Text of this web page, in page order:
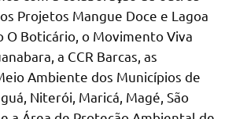
Projetos Mangue Doce e Lagoa
O Boticário, o Movimento Viva
a CCR Barcas, as
Ambiente dos Municípios de
Niterói, Maricá, Magé, São